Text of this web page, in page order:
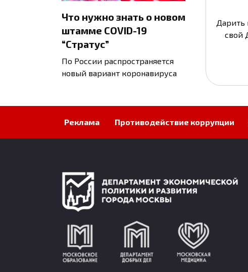
Что нужно знать о новом
штамме COVID-19
“Стратус”
По России распространяется
новый вариант коронавируса
Дарить
свой
Реклама Противодействие коррупции